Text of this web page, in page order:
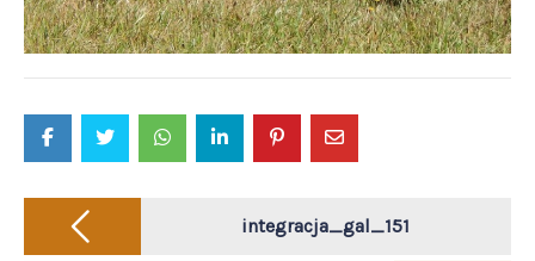
Post
navigation integracja_gal_151